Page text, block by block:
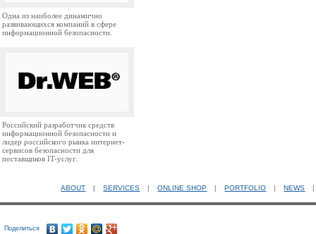
Одна из наиболее динамично
развивающихся компаний в сфере
информационной безопасности.
Российский разработчик средств
информационной безопасности и
лидер российского рынка интернет-
сервисов безопасности для
поставщиков IT-услуг.
ABOUT | SERVICES | ONLINE SHOP | PORTFOLIO | NEWS
Поделиться